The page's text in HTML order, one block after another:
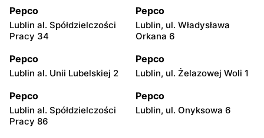
Pepco
Lublin al. Spółdzielczości
Pracy 34
Pepco
Lublin, ul. Władysława
Orkana 6
Pepco
Lublin al. Unii Lubelskiej 2
Pepco
Lublin, ul. Żelazowej Woli 1
Pepco
Lublin al. Spółdzielczości
Pracy 86
Pepco
Lublin, ul. Onyksowa 6